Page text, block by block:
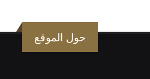
حول الموقع